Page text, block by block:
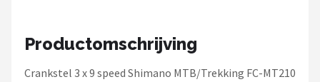
Voltano
Productomschrijving
Crankstel 3 x 9 speed Shimano MTB/Trekking FC-MT210